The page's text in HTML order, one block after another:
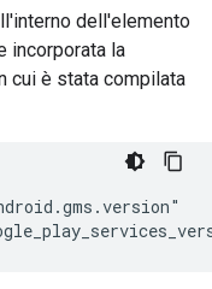
dell'elemento
incorporata la
cui è stata compilata